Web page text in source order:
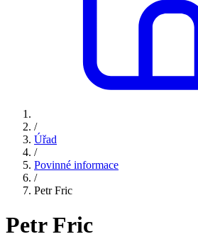
/
Úřad
/
Povinné informace
/
Petr Fric
Petr Fric